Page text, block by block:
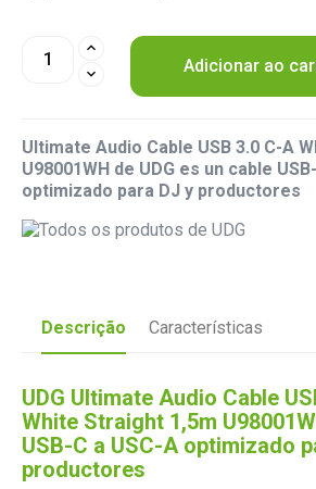
Adicionar ao
Ultimate Audio Cable USB 3.0 C-A
U98001WH de UDG es un cable
optimizado para DJ y productores
Descrição Características
UDG Ultimate Audio Cable
White Straight 1,5m
USB-C a USC-A optimizado
productores